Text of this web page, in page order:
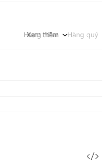
Hàng năm Hàng quý
Xem thêm